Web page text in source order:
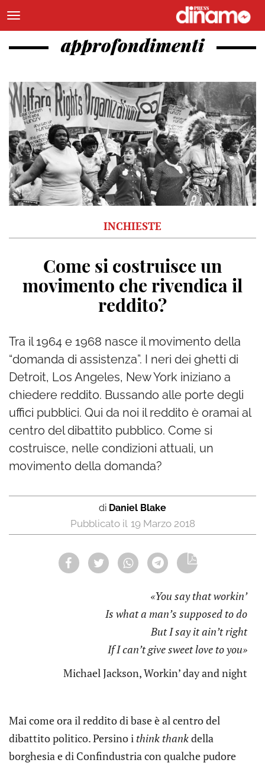
approfondimenti
INCHIESTE
Come si costruisce un
movimento che rivendica il
reddito?
Tra il 1964 e 1968 nasce il movimento della
“domanda di assistenza”. I neri dei ghetti di
Detroit, Los Angeles, New York iniziano a
chiedere reddito. Bussando alle porte degli
uffici pubblici. Qui da noi il reddito è oramai al
centro del dibattito pubblico. Come si
costruisce, nelle condizioni attuali, un
movimento della domanda?
di Daniel Blake
19 Marzo 2018
«You say that workin’
Is what a man’s supposed to do
But I say it ain’t right
If I can’t give sweet love to you»
Michael Jackson, Workin’ day and night
Mai come ora il reddito di base è al centro del
dibattito politico. Persino i think thankdella
borghesia e di Confindustria con qualche pudore